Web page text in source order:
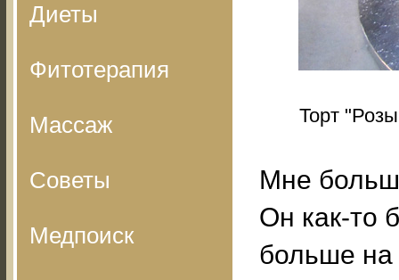
Диеты
Фитотерапия
Массаж
Советы
Медпоиск
Торт
Мне
Он как-то
больше на